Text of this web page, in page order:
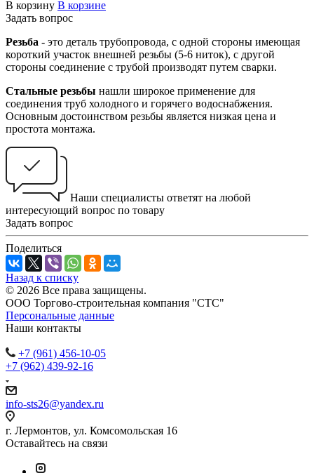
В корзину В корзине
Задать вопрос
Резьба - это деталь трубопровода, с одной стороны имеющая
короткий участок внешней резьбы (5-6 ниток), с другой
стороны соединение с трубой производят путем сварки.
Стальные резьбы нашли широкое применение для
соединения труб холодного и горячего водоснабжения.
Основным достоинством резьбы является низкая цена и
простота монтажа.
Наши специалисты ответят на любой
интересующий вопрос по товару
Задать вопрос
Поделиться
Назад к списку
© 2026 Все права защищены.
ООО Торгово-строительная компания "СТС"
Персональные данные
Наши контакты
+7 (961) 456-10-05
+7 (962) 439-92-16
info-sts26@yandex.ru
г. Лермонтов, ул. Комсомольская 16
Оставайтесь на связи